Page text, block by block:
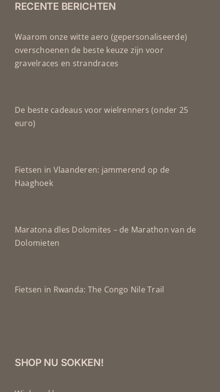
RECENTE BERICHTEN
Waarom onze witte aero (gepersonaliseerde)
overschoenen de beste keuze zijn voor
gravelraces en strandraces
De beste cadeaus voor wielrenners (onder 25
euro)
Fietsen in Vlaanderen: jammerend op de
Haaghoek
Maratona dles Dolomites – de Marathon van de
Dolomieten
Fietsen in Rwanda: The Congo Nile Trail
SHOP NU SOKKEN!